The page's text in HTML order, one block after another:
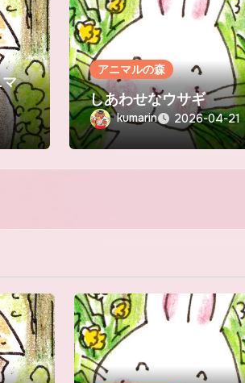
アニマルの森
しあわせなウサギ
kumarin 2026-04-21